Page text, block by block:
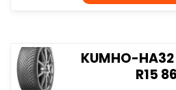
KUMHO-
R15